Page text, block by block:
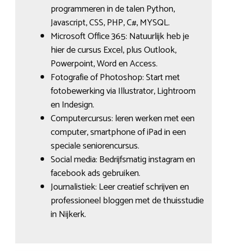
programmeren in de talen Python,
Javascript, CSS, PHP, C#, MYSQL.
Microsoft Office 365: Natuurlijk heb je
hier de cursus Excel, plus Outlook,
Powerpoint, Word en Access.
Fotografie of Photoshop: Start met
fotobewerking via Illustrator, Lightroom
en Indesign.
Computercursus: leren werken met een
computer, smartphone of iPad in een
speciale seniorencursus.
Social media: Bedrijfsmatig instagram en
facebook ads gebruiken.
Journalistiek: Leer creatief schrijven en
professioneel bloggen met de thuisstudie
in Nijkerk.